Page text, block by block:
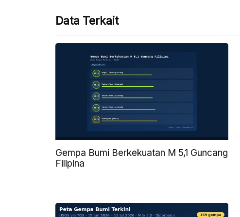
Data Terkait
Gempa Bumi Berkekuatan M 5,1 Guncang
Filipina